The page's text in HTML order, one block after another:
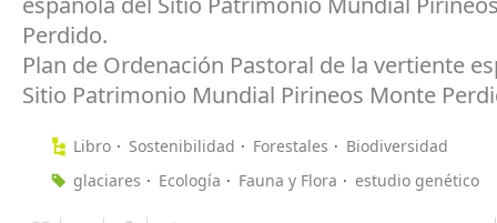
Perdido.
Plan de Ordenación Pastoral de la vertiente
Sitio Patrimonio Mundial Pirineos Monte
Libro Sostenibilidad Forestales
Biodiversidad
glaciares
Ecología Fauna y Flora estudio genético